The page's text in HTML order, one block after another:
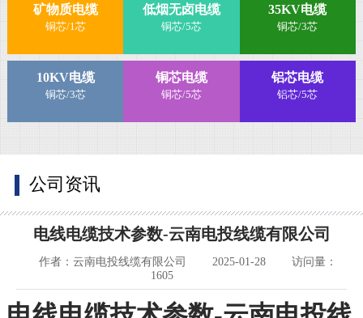
矿物质电缆
铜芯/1芯
低烟无卤电缆
铜芯/5芯
35KV电缆
铜芯/3芯
10KV电缆
铜芯/3芯
铜芯电缆
铜芯/5芯
铝芯电缆
铝芯/5芯
公司资讯
电线电缆技术参数-云南电投线缆有限公司
作者：云南电投线缆有限公司 2025-01-28
访问量：
1605